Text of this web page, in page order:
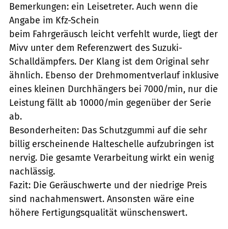
Bemerkungen: ein Leisetreter. Auch wenn die
Angabe im Kfz-Schein
beim Fahrgeräusch leicht verfehlt wurde, liegt der
Mivv unter dem Referenzwert des Suzuki-
Schalldämpfers. Der Klang ist dem Original sehr
ähnlich. Ebenso der Drehmomentverlauf inklusive
eines kleinen Durchhängers bei 7000/min, nur die
Leistung fällt ab 10000/min gegenüber der Serie
ab.
Besonderheiten: Das Schutzgummi auf die sehr
billig erscheinende Halteschelle aufzubringen ist
nervig. Die gesamte Verarbeitung wirkt ein wenig
nachlässig.
Fazit: Die Geräuschwerte und der niedrige Preis
sind nachahmenswert. Ansonsten wäre eine
höhere Fertigungsqualität wünschenswert.